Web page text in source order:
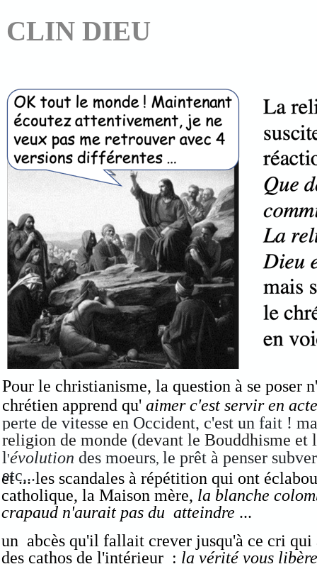
et ... les scandales à répétition qui ont
catholique, la Maison mère, la blanche
crapaud n'aurait pas du atteindre ...
un abcès qu'il fallait crever jusqu'à ce cri qui
des cathos de l'intérieur : la vérité vous
Pour le christianisme, la question à se poser
chrétien apprend qu'aimer c'est servir en
perte de vitesse en Occident, c'est un fait !
religion de monde (devant le Bouddhisme
l'évolution des moeurs, le prêt à penser
etc,..
CLIN DIEU